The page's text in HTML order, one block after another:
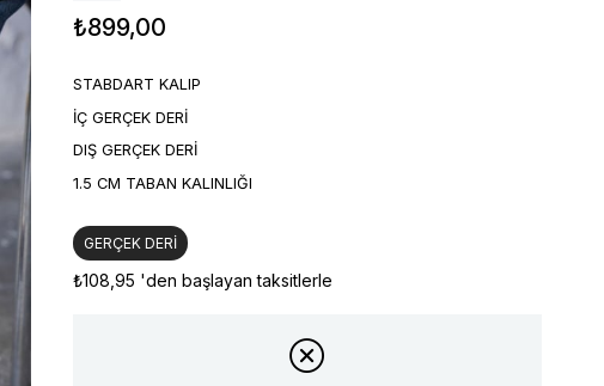
₺899,00
STABDART KALIP
İÇ GERÇEK DERİ
DIŞ GERÇEK DERİ
1.5 CM TABAN KALINLIĞI
GERÇEK DERİ
₺108,95 'den başlayan taksitlerle